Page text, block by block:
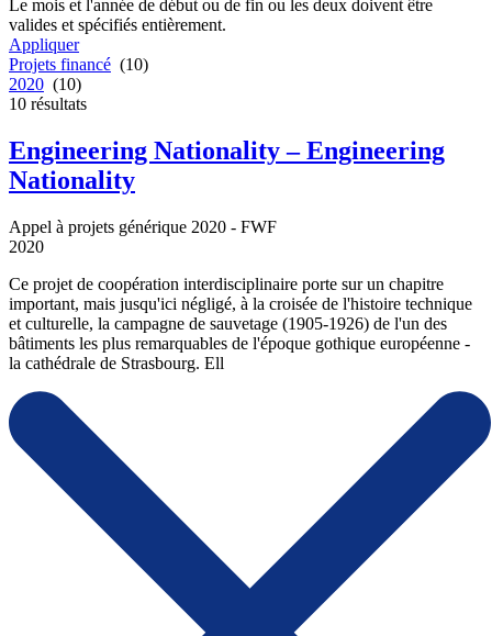
Le mois et l'année de début ou de fin ou les deux doivent être
valides et spécifiés entièrement.
Appliquer
Projets financé (10)
2020 (10)
10 résultats
Engineering Nationality – Engineering
Nationality
Appel à projets générique 2020 - FWF
2020
Ce projet de coopération interdisciplinaire porte sur un chapitre
important, mais jusqu'ici négligé, à la croisée de l'histoire technique
et culturelle, la campagne de sauvetage (1905-1926) de l'un des
bâtiments les plus remarquables de l'époque gothique européenne -
la cathédrale de Strasbourg. Ell